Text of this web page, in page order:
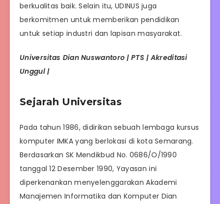
berkualitas baik. Selain itu, UDINUS juga
berkomitmen untuk memberikan pendidikan
untuk setiap industri dan lapisan masyarakat.
Universitas Dian Nuswantoro | PTS | Akreditasi
Unggul |
Sejarah Universitas
Pada tahun 1986, didirikan sebuah lembaga kursus
komputer IMKA yang berlokasi di kota Semarang.
Berdasarkan SK Mendikbud No. 0686/O/1990
tanggal 12 Desember 1990, Yayasan ini
diperkenankan menyelenggarakan Akademi
Manajemen Informatika dan Komputer Dian